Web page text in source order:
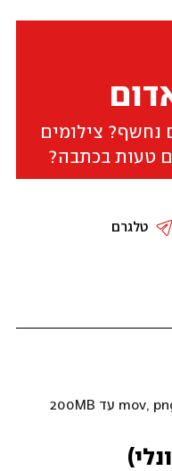
נחשף? צילומים
טעות בכתבה?
טלגרם